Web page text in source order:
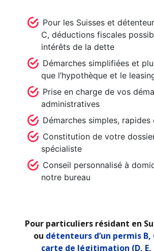
Pour les Suisses et
C, déductions fiscales
intérêts de la dette
Démarches simplifiées et
que l’hypothèque et le
Prise en charge de vos
administratives
Démarches simples,
Constitution de votre
spécialiste
Conseil personnalisé à
notre bureau
Pour particuliers résidant en
ou détenteurs d’un permis B,
carte de légitimation (D, E,